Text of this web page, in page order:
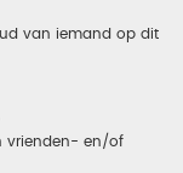
van iemand op dit
vrienden- en/of